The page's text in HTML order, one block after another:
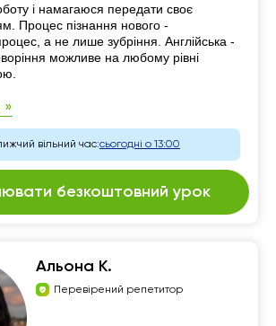
і намагаюся передати своє
Процес пізнання нового -
а не лише зубріння. Англійська -
можливе на любому рівні
»
вільний час:сьогодні о 13:00
безкоштовний урок
Альона К.
Перевірений репетитор